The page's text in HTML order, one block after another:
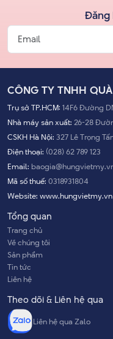
Đăng
CÔNG TY TNHH
Trụ sở TP.HCM: 14F6 Đường
Nhà máy sản xuất: 26-28
CSKH Hà Nội: 327 Lê Trọng
Điện thoại: (028) 62 789 123
Email:
Mã số thuế: 0318931804
Website: www.hungvietmy.vn
Tổng quan
Trang chủ
Về chúng tôi
Sản phẩm
Tin tức
Liên hệ
Theo dõi & Liên hệ qua
Liên hệ qua Zalo